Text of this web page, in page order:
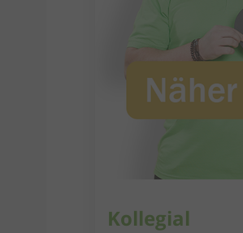
Kollegial